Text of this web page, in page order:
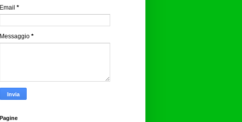
Email *
Messaggio *
Pagine